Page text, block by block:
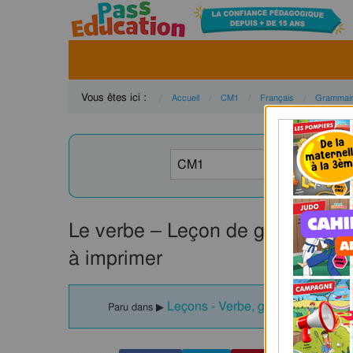
Vous êtes ici : Accueil CM1 Français
Le verbe – Leçon de
à imprimer
Paru dans ▶ Leçons - Verbe, groupe verbal :